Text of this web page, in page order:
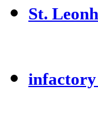
St.
infactory